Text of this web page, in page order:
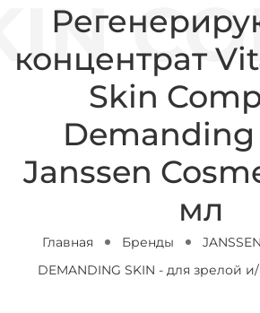
концентрат
Skin
Demanding
Janssen
мл
Главная Бренды
DEMANDING SKIN - для зрелой